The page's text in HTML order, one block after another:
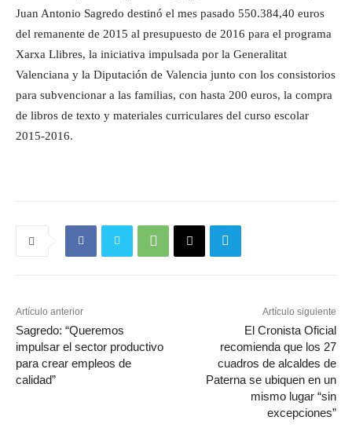
Juan Antonio Sagredo destinó el mes pasado 550.384,40 euros
del remanente de 2015 al presupuesto de 2016 para el programa
Xarxa Llibres, la iniciativa impulsada por la Generalitat
Valenciana y la Diputación de Valencia junto con los consistorios
para subvencionar a las familias, con hasta 200 euros, la compra
de libros de texto y materiales curriculares del curso escolar
2015-2016.
Artículo anterior
Sagredo: “Queremos
impulsar el sector productivo
para crear empleos de
calidad”
Artículo siguiente
El Cronista Oficial
recomienda que los 27
cuadros de alcaldes de
Paterna se ubiquen en un
mismo lugar “sin
excepciones”